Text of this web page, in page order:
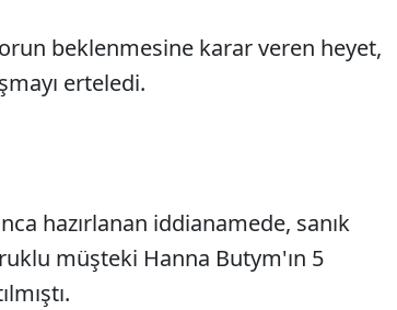
beklenmesine karar veren heyet,
erteledi.
hazırlanan iddianamede, sanık
müşteki Hanna Butym'ın 5